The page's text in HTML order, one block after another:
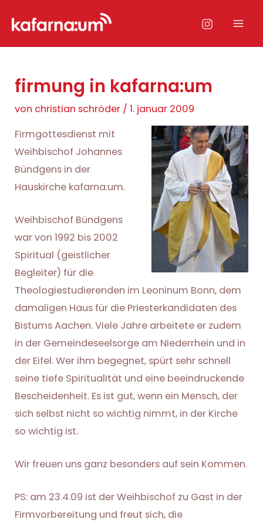
Inhalt
firmung in kafarna:um
von christian schröder /1. januar 2009
Firmgottesdienst mit
Weihbischof Johannes
Bündgens in der
Hauskirche kafarna:um.
Weihbischof Bündgens
war von 1992 bis 2002
Spiritual (geistlicher
Begleiter) für die
Theologiestudierenden im Leoninum Bonn, dem
damaligen Haus für die Priesterkandidaten des
Bistums Aachen. Viele Jahre arbeitete er zudem
in der Gemeindeseelsorge am Niederrhein und in
der Eifel. Wer ihm begegnet, spürt sehr schnell
seine tiefe Spiritualität und eine beeindruckende
Bescheidenheit. Es ist gut, wenn ein Mensch, der
sich selbst nicht so wichtig nimmt, in der Kirche
so wichtig ist.
Wir freuen uns ganz besonders auf sein Kommen.
PS: am 23.4.09 ist der Weihbischof zu Gast in der
Firmvorbereitung und freut sich, die